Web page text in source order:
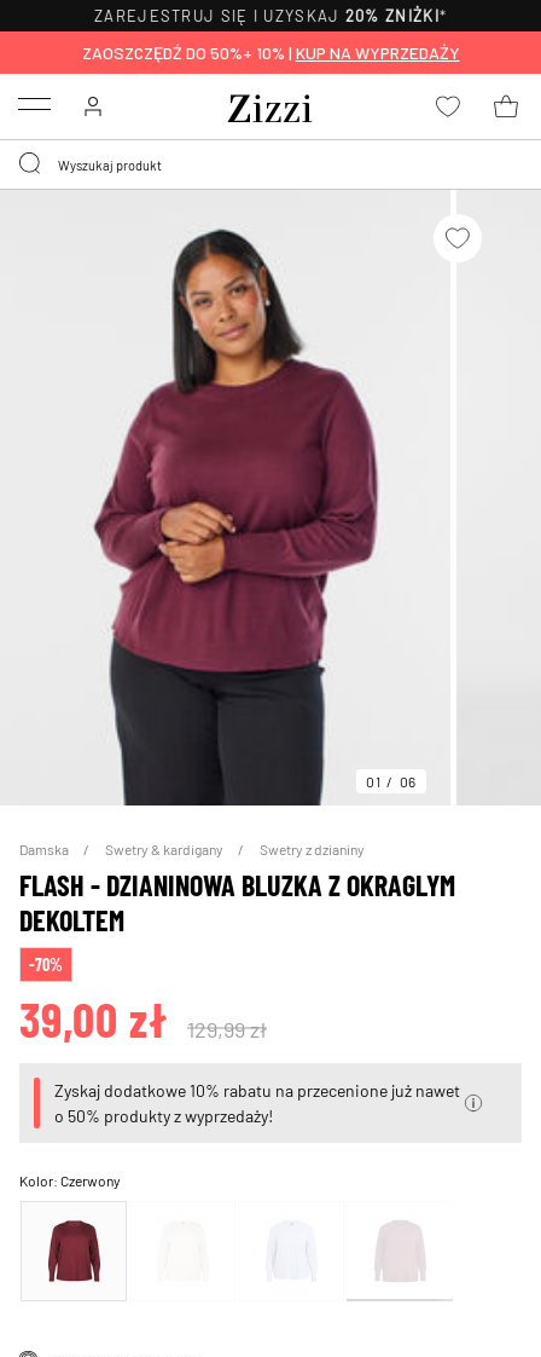
ZAREJESTRUJ SIĘ I UZYSKAJ 20% ZNIŻKI*
ZAOSZCZĘDŹ DO 50%+ 10% | KUP NA WYPRZEDAŻY
Menu
01 06
Damska Swetry & kardigany Swetry z dzianiny
FLASH - DZIANINOWA BLUZKA Z OKRAGLYM
DEKOLTEM
-70%
39,00 zł 129,99 zł
Zyskaj dodatkowe 10% rabatu na przecenione już nawet
o 50% produkty z wyprzedaży!
Kolor:Czerwony